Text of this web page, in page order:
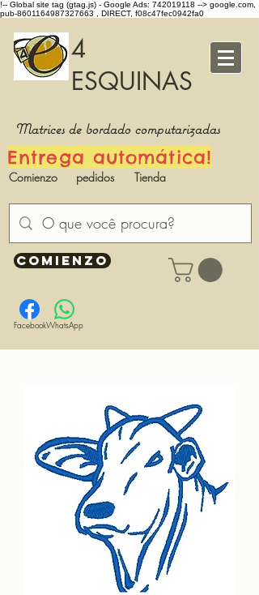
!-- Global site tag (gtag.js) - Google Ads: 742019118 --> google.com,
pub-8601164987327663 , DIRECT, f08c47fec0942fa0
4
ESQUINAS
Matrices de bordado computarizadas
Entrega automática!
Comienzo pedidos Tienda
COMIENZO
FacebookWhatsApp